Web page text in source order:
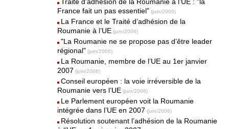
France fait un pas essentiel" (juin/2006)
La France et le Traité d’adhésion de la
Roumanie à l’UE (juin/2006)
"La Roumanie ne se propose pas d’être leader
régional" (juin/2006)
La Roumanie, membre de l’UE au 1er janvier
2007 (juin/2006)
Conseil européen : la voie irréversible de la
Roumanie vers l’UE (juin/2006)
Le Parlement européen voit la Roumanie
intégrée dans l’UE en 2007 (juin/2006)
Résolution soutenant l’adhésion de la Roumanie